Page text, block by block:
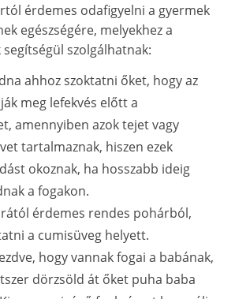
érdemes odafigyelni a gyermek
egészségére, melyekhez a
szolgálhatnak:
ahhoz szoktatni őket, hogy az
meg lefekvés előtt a
amennyiben azok tejet vagy
tartalmaznak, hiszen ezek
okoznak, ha hosszabb ideig
a fogakon.
érdemes rendes pohárból,
a cumisüveg helyett.
hogy vannak fogai a babának,
dörzsöld át őket puha baba